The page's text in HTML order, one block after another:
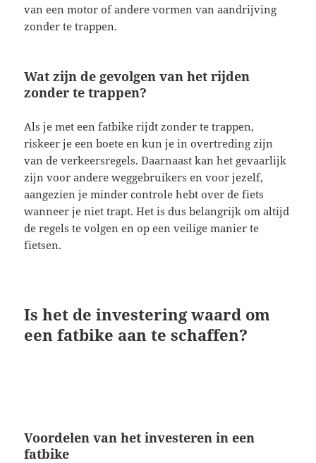
van een motor of andere vormen van aandrijving
zonder te trappen.
Wat zijn de gevolgen van het rijden
zonder te trappen?
Als je met een fatbike rijdt zonder te trappen,
riskeer je een boete en kun je in overtreding zijn
van de verkeersregels. Daarnaast kan het gevaarlijk
zijn voor andere weggebruikers en voor jezelf,
aangezien je minder controle hebt over de fiets
wanneer je niet trapt. Het is dus belangrijk om altijd
de regels te volgen en op een veilige manier te
fietsen.
Is het de investering waard om
een fatbike aan te schaffen?
Voordelen van het investeren in een
fatbike